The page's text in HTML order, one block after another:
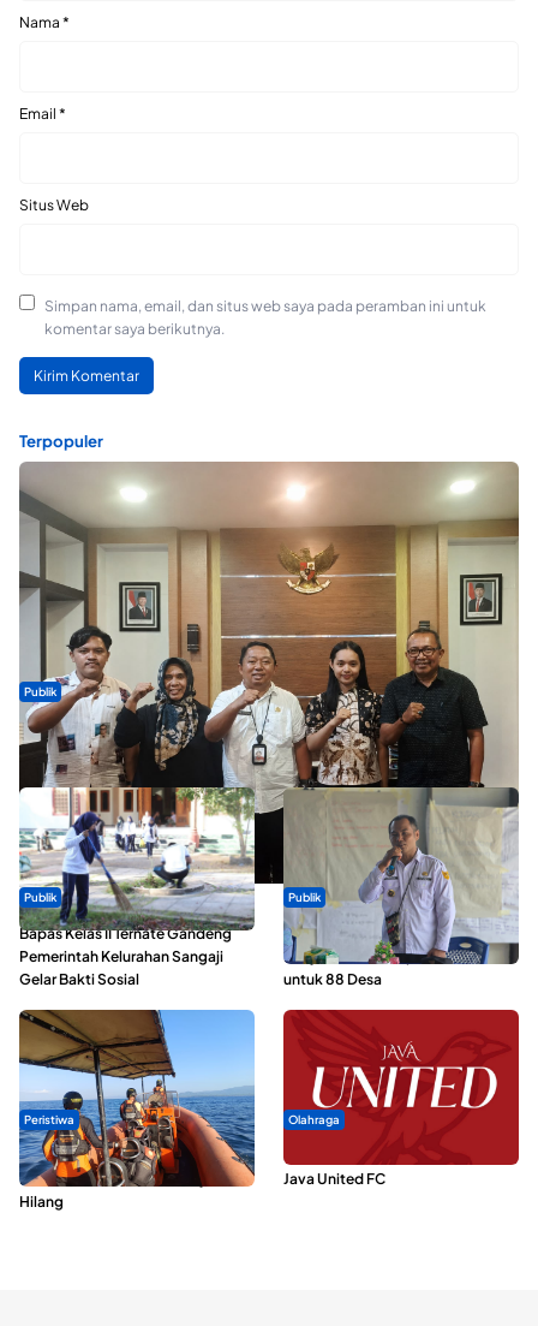
Nama *
Email *
Situs Web
Simpan nama, email, dan situs web saya pada peramban ini untuk
komentar saya berikutnya.
Terpopuler
Publik
Dua Talenta Muda Ternate Wakili Maluku Utara di Gita Bahana
Nusantara 2026
Publik
Bapas Kelas II Ternate Gandeng
Pemerintah Kelurahan Sangaji
Gelar Bakti Sosial
Publik
ABDESI Morotai Apresiasi
Penyaluran ADD Rp3,13 Miliar
untuk 88 Desa
Peristiwa
Dua Longboat Bertabrakan di
Perairan Taliabu, Satu Nelayan
Hilang
Olahraga
Dari Malut United Berubah Jadi
Java United FC